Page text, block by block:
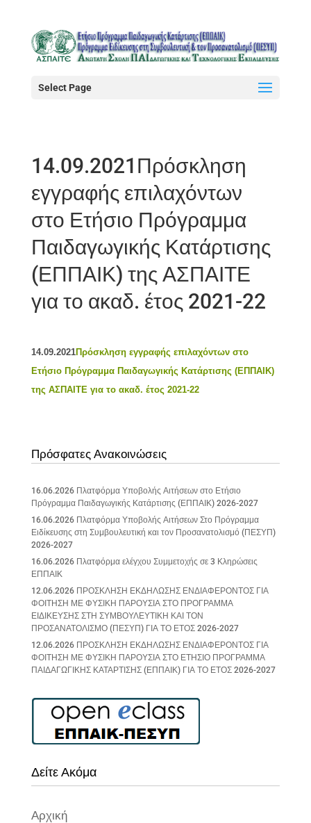
Select Page
14.09.2021Πρόσκληση
εγγραφής επιλαχόντων
στο Ετήσιο Πρόγραμμα
Παιδαγωγικής Κατάρτισης
(ΕΠΠΑΙΚ) της ΑΣΠΑΙΤΕ
για το ακαδ. έτος 2021-22
14.09.2021Πρόσκληση εγγραφής επιλαχόντων στο
Ετήσιο Πρόγραμμα Παιδαγωγικής Κατάρτισης (ΕΠΠΑΙΚ)
της ΑΣΠΑΙΤΕ για το ακαδ. έτος 2021-22
Πρόσφατες Ανακοινώσεις
16.06.2026 Πλατφόρμα Υποβολής Αιτήσεων στο Ετήσιο
Πρόγραμμα Παιδαγωγικής Κατάρτισης (ΕΠΠΑΙΚ) 2026-2027
16.06.2026 Πλατφόρμα Υποβολής Αιτήσεων Στο Πρόγραμμα
Ειδίκευσης στη Συμβουλευτική και τον Προσανατολισμό (ΠΕΣΥΠ)
2026-2027
16.06.2026 Πλατφόρμα ελέγχου Συμμετοχής σε 3 Κληρώσεις
ΕΠΠΑΙΚ
12.06.2026 ΠΡΟΣΚΛΗΣΗ ΕΚΔΗΛΩΣΗΣ ΕΝΔΙΑΦΕΡΟΝΤΟΣ ΓΙΑ
ΦΟΙΤΗΣΗ ΜΕ ΦΥΣΙΚΗ ΠΑΡΟΥΣΙΑ ΣΤΟ ΠΡΟΓΡΑΜΜΑ
ΕΙΔΙΚΕΥΣΗΣ ΣΤΗ ΣΥΜΒΟΥΛΕΥΤΙΚΗ ΚΑΙ ΤΟΝ
ΠΡΟΣΑΝΑΤΟΛΙΣΜΟ (ΠΕΣΥΠ) ΓΙΑ ΤΟ ΕΤΟΣ 2026-2027
12.06.2026 ΠΡΟΣΚΛΗΣΗ ΕΚΔΗΛΩΣΗΣ ΕΝΔΙΑΦΕΡΟΝΤΟΣ ΓΙΑ
ΦΟΙΤΗΣΗ ΜΕ ΦΥΣΙΚΗ ΠΑΡΟΥΣΙΑ ΣΤΟ ΕΤΗΣΙΟ ΠΡΟΓΡΑΜΜΑ
ΠΑΙΔΑΓΩΓΙΚΗΣ ΚΑΤΑΡΤΙΣΗΣ (ΕΠΠΑΙΚ) ΓΙΑ ΤΟ ΕΤΟΣ 2026-2027
Δείτε Ακόμα
Αρχική